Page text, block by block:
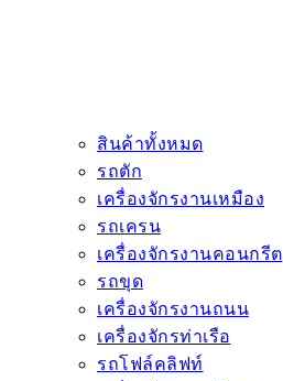
สินค้าทั้งหมด
รถตัก
เครื่องจักรงานเหมือง
รถเครน
เครื่องจักรงานคอนกรีต
รถขุด
เครื่องจักรงานถนน
เครื่องจักรท่าเรือ
รถโฟล์คลิฟท์